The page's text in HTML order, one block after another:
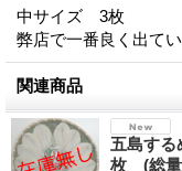
中サイズ 3枚
弊店で一番良く出て
関連商品
五島す
枚 (総量